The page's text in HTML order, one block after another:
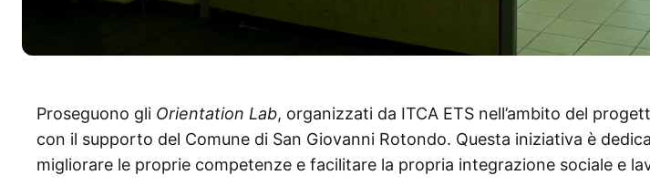
Proseguono gli Orientation Lab, organizzati da ITCA ETS nell’ambito del
con il supporto del Comune di San Giovanni Rotondo. Questa iniziativa è
migliorare le proprie competenze e facilitare la propria integrazione sociale e